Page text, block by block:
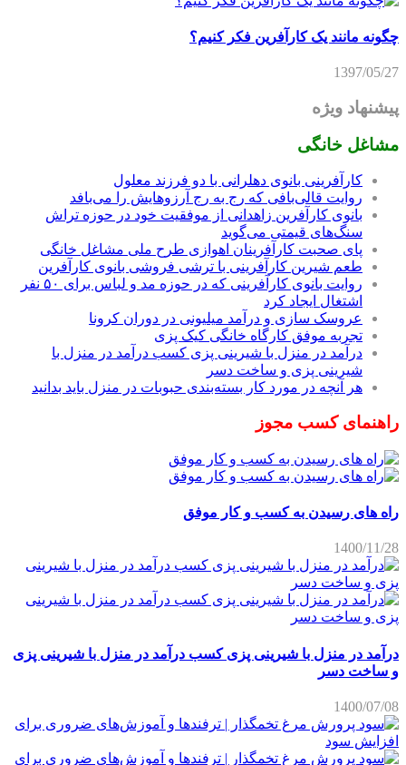
چگونه مانند یک کارآفرین فکر کنیم؟
1397/05/27
پیشنهاد ویژه
مشاغل خانگی
کارآفرینی بانوی دهلرانی با دو فرزند معلول
روایت قالی‌بافی که رج به رج آرزوهایش را می‌بافد
بانوی کارآفرین زاهدانی از موفقیت خود در حوزه تراش
سنگ‌های قیمتی می‌گوید
پای صحبت کارآفرینان اهوازی طرح ملی مشاغل خانگی
طعم شیرین کارآفرینی با ترشی فروشی بانوی کارآفرین
روایت بانوی کارآفرینی که در حوزه مد و لباس برای ۵۰ نفر
اشتغال ایجاد کرد
عروسک سازی و درآمد میلیونی در دوران کرونا
تجربه موفق کارگاه خانگی کیک پزی
درآمد در منزل با شیرینی پزی کسب درآمد در منزل با
شیرینی پزی و ساخت دسر
هر آنچه در مورد کار بسته‌بندی حبوبات در منزل باید بدانید
راهنمای کسب مجوز
راه های رسیدن به کسب و کار موفق
1400/11/28
درآمد در منزل با شیرینی پزی کسب درآمد در منزل با شیرینی پزی
و ساخت دسر
1400/07/08